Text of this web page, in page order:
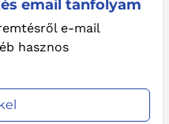
email tanfolyam
e-mail
hasznos